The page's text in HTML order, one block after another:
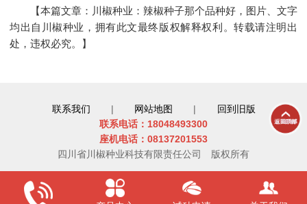
【本篇文章：川椒种业：辣椒种子那个品种好，图片、文字
均出自川椒种业，拥有此文最终版权解释权利。转载请注明出
处，违权必究。】
联系我们 | 网站地图 |
回到旧版
联系电话：18048493300
座机电话：08137201553
四川省川椒种业科技有限责任公司
版权所有